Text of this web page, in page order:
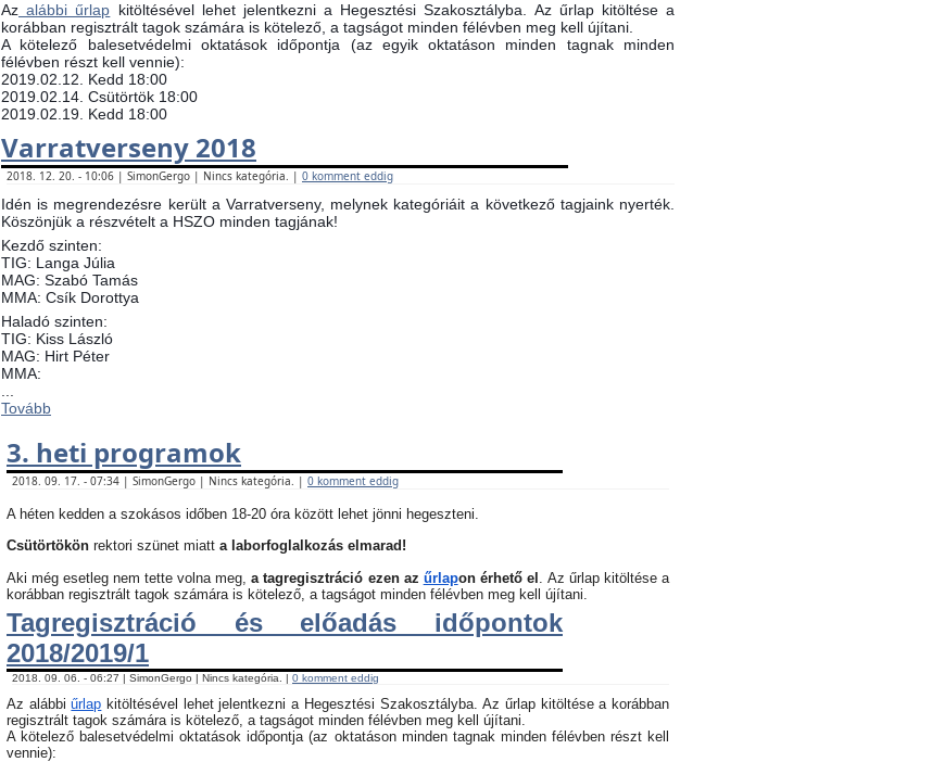
Az alábbi űrlap kitöltésével lehet jelentkezni a Hegesztési Szakosztályba. Az űrlap kitöltése a
korábban regisztrált tagok számára is kötelező, a tagságot minden félévben meg kell újítani.
​A kötelező balesetvédelmi oktatások időpontja (az egyik oktatáson minden tagnak minden
félévben részt kell vennie):
​2019.02.12. Kedd 18:00
2019.02.14. Csütörtök 18:00
2019.02.19. Kedd 18:00
Varratverseny 2018
2018. 12. 20. - 10:06 | SimonGergo | Nincs kategória. | 0 komment eddig
Idén is megrendezésre került a Varratverseny, melynek kategóriáit a következő tagjaink nyerték.
Köszönjük a részvételt a HSZO minden tagjának!
Kezdő szinten:
TIG: Langa Júlia
MAG: Szabó Tamás
MMA: Csík Dorottya
Haladó szinten:
TIG: Kiss László
MAG: Hirt Péter
MMA:
Tovább
3. heti programok
2018. 09. 17. - 07:34 | SimonGergo | Nincs kategória. | 0 komment eddig
A héten kedden a szokásos időben 18-20 óra között lehet jönni hegeszteni.
Csütörtökön rektori szünet miatt a laborfoglalkozás elmarad!
Aki még esetleg nem tette volna meg, a tagregisztráció ezen az űrlapon érhető el . Az űrlap kitöltése a
korábban regisztrált tagok számára is kötelező, a tagságot minden félévben meg kell újítani.
Tagregisztráció és előadás időpontok
2018/2019/1
2018. 09. 06. - 06:27 | SimonGergo | Nincs kategória. | 0 komment eddig
Az alábbiűrlap kitöltésével lehet jelentkezni a Hegesztési Szakosztályba. Az űrlap kitöltése a korábban
regisztrált tagok számára is kötelező, a tagságot minden félévben meg kell újítani.
​A kötelező balesetvédelmi oktatások időpontja (az oktatáson minden tagnak minden félévben részt kell
vennie):